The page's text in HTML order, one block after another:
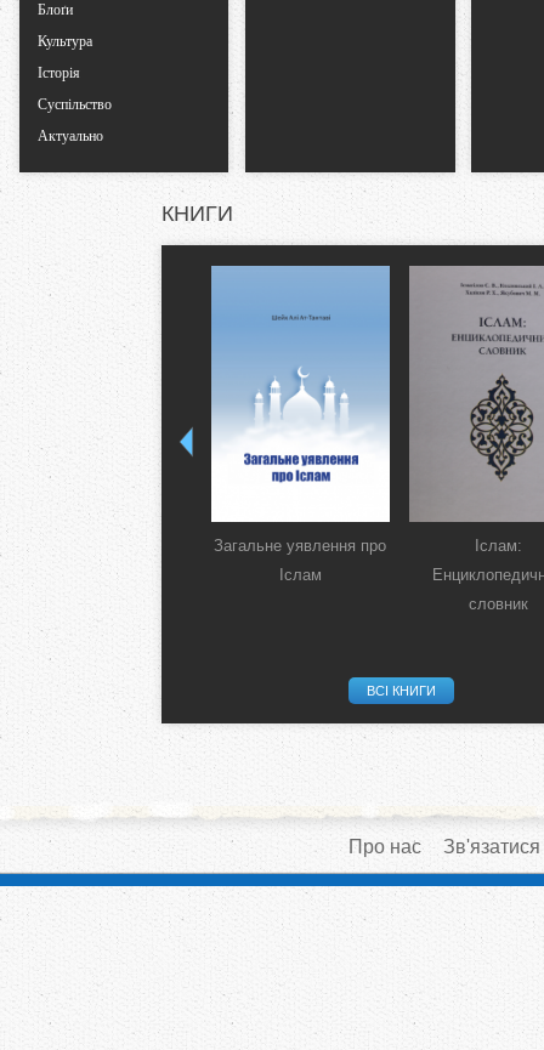
Блоґи
Культура
Історія
Суспільство
Актуально
КНИГИ
Загальне уявлення про
Іслам
Іслам:
словник
ВСІ КНИГИ
Про нас